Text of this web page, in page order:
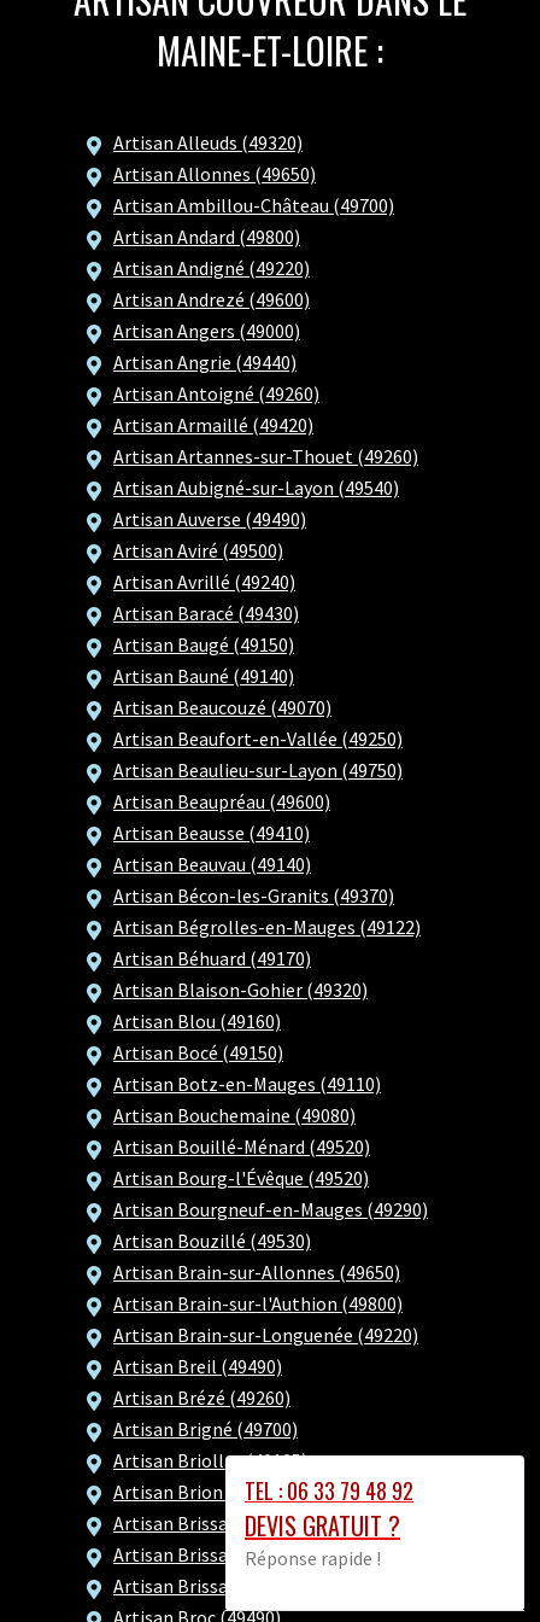
MAINE-ET-LOIRE :
Artisan Alleuds (49320)
Artisan Allonnes (49650)
Artisan Ambillou-Château (49700)
Artisan Andard (49800)
Artisan Andigné (49220)
Artisan Andrezé (49600)
Artisan Angers (49000)
Artisan Angrie (49440)
Artisan Antoigné (49260)
Artisan Armaillé (49420)
Artisan Artannes-sur-Thouet (49260)
Artisan Aubigné-sur-Layon (49540)
Artisan Auverse (49490)
Artisan Aviré (49500)
Artisan Avrillé (49240)
Artisan Baracé (49430)
Artisan Baugé (49150)
Artisan Bauné (49140)
Artisan Beaucouzé (49070)
Artisan Beaufort-en-Vallée (49250)
Artisan Beaulieu-sur-Layon (49750)
Artisan Beaupréau (49600)
Artisan Beausse (49410)
Artisan Beauvau (49140)
Artisan Bécon-les-Granits (49370)
Artisan Bégrolles-en-Mauges (49122)
Artisan Béhuard (49170)
Artisan Blaison-Gohier (49320)
Artisan Blou (49160)
Artisan Bocé (49150)
Artisan Botz-en-Mauges (49110)
Artisan Bouchemaine (49080)
Artisan Bouillé-Ménard (49520)
Artisan Bourg-l'Évêque (49520)
Artisan Bourgneuf-en-Mauges (49290)
Artisan Bouzillé (49530)
Artisan Brain-sur-Allonnes (49650)
Artisan Brain-sur-l'Authion (49800)
Artisan Brain-sur-Longuenée (49220)
Artisan Breil (49490)
Artisan Brézé (49260)
Artisan Brigné (49700)
Artisan Briollay (49125)
Artisan Brion (49250)
Artisan Brissac Loire Aubance (49250)
Artisan Brissac-Quincé (49320)
Artisan Brissarthe (49330)
TEL : 06 33 79 48 92
DEVIS GRATUIT ?
Réponse rapide !